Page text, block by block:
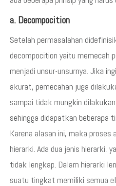
a. Decompocition
Setelah permasalahan
decompocition yaitu memecah
menjadi unsur-unsurnya. Jika
akurat, pemecahan juga
sampai tidak mungkin
sehingga didapatkan beberapa
Karena alasan ini, maka proses
hierarki. Ada dua jenis hierarki,
tidak lengkap. Dalam hierarki
suatu tingkat memiliki semua